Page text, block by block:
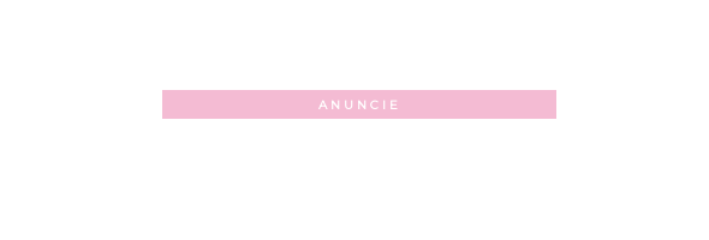
ANUNCIE